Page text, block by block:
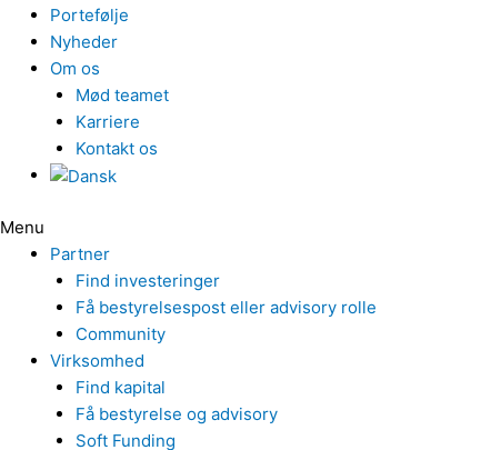
Portefølje
Nyheder
Om os
Mød teamet
Karriere
Kontakt os
Menu
Partner
Find investeringer
Få bestyrelsespost eller advisory rolle
Community
Virksomhed
Find kapital
Få bestyrelse og advisory
Soft Funding